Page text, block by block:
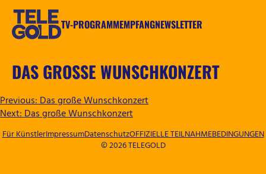
Zum
springen
TV-PROGRAMMEMPFANGNEWSLETTER
DAS GROSSE WUNSCHKONZERT
BEITRAGSNAVIGATION
Previous:Das große Wunschkonzert
Next:Das große Wunschkonzert
© 2026 TELEGOLD
Für KünstlerImpressumDatenschutzOFFIZIELLE TEILNAHMEBEDINGUNGEN